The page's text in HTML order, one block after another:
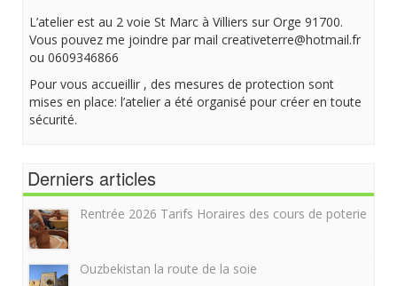
L’atelier est au 2 voie St Marc à Villiers sur Orge 91700.
Vous pouvez me joindre par mail creativeterre@hotmail.fr
ou 0609346866
Pour vous accueillir , des mesures de protection sont
mises en place: l’atelier a été organisé pour créer en toute
sécurité.
Derniers articles
Rentrée 2026 Tarifs Horaires des cours de poterie
Ouzbekistan la route de la soie